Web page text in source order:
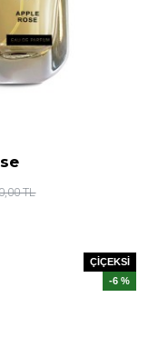
TL
ÇİÇEKSİ
-6 %